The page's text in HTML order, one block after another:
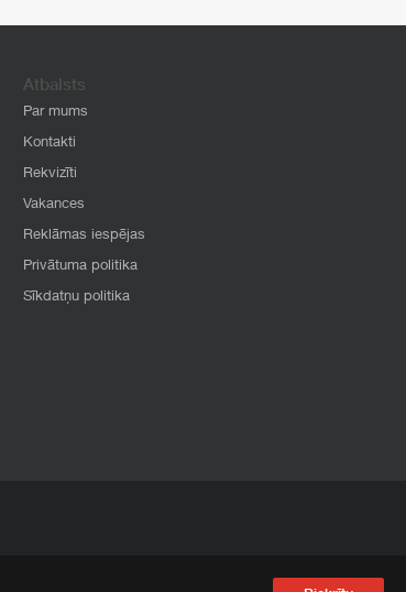
Atbalsts
Par mums
Kontakti
Rekvizīti
Vakances
Reklāmas iespējas
Privātuma politika
Sīkdatņu politika